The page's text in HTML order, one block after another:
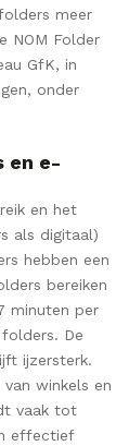
meer
NOM Folder
GfK, in
onder
en e-
en het
als digitaal)
hebben een
bereiken
minuten per
De
ijzersterk.
winkels en
vaak tot
effectief